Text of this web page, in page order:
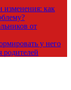
изменения: как
от
у него
родителей